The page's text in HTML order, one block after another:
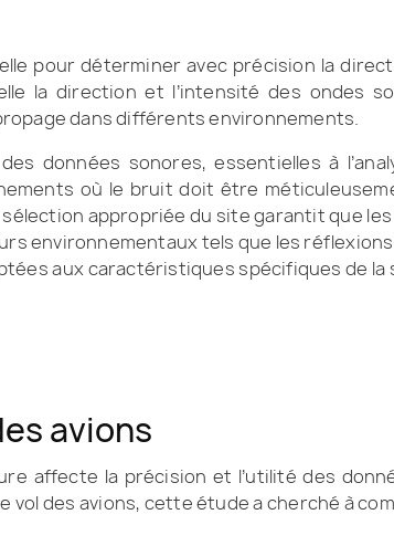
pour déterminer avec précision la
la direction et l’intensité des ondes
dans différents environnements.
données sonores, essentielles à
où le bruit doit être
appropriée du site garantit que
environnementaux tels que les
aux caractéristiques spécifiques de la
avions
affecte la précision et l’utilité des
des avions, cette étude a cherché à